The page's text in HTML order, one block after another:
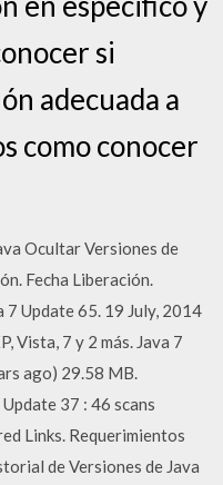
si
adecuada a
como conocer
Ocultar Versiones de
Fecha Liberación.
7 Update 65. 19 July, 2014
Vista, 7 y 2 más. Java 7
ago) 29.58 MB.
37 : 46 scans
Links. Requerimientos
de Versiones de Java